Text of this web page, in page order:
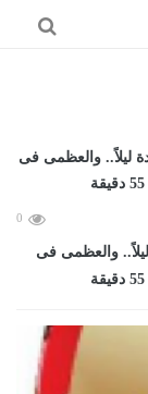
0
والعظمى فى